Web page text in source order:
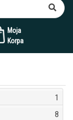
Moja
Korpa
1
8